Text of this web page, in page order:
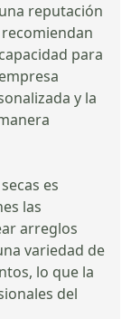
reputación
para
y la
es
las
arreglos
variedad de
lo que la
del